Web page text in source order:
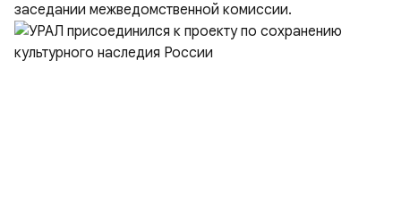
заседании межведомственной комиссии.